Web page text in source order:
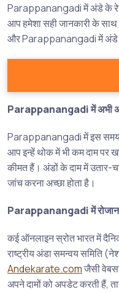
Parappanangadi में अंडे के रेट
आप हमेशा सही जानकारी के साथ
और Parappanangadi में अंडे
Parappanangadi में अभी
Parappanangadi में इस समय
आप इन्हें थोक में भी कम दाम पर
कीमत हैं। अंडों के दाम में उतार-
जांच करना अच्छा होता है।
Parappanangadi में
कई ऑनलाइन स्रोत भारत में
राष्ट्रीय अंडा समन्वय समिति
Andekarate.comजैसी
अपने दामों को अपडेट करती हैं,